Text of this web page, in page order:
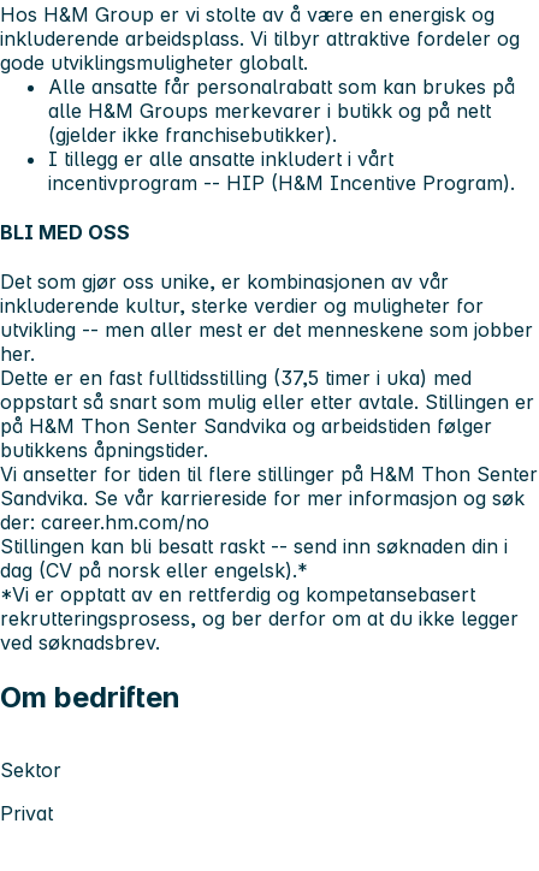
Hos H&M Group er vi stolte av å være en energisk og
inkluderende arbeidsplass. Vi tilbyr attraktive fordeler og
gode utviklingsmuligheter globalt.
Alle ansatte får personalrabatt som kan brukes på
alle H&M Groups merkevarer i butikk og på nett
(gjelder ikke franchisebutikker).
I tillegg er alle ansatte inkludert i vårt
incentivprogram -- HIP (H&M Incentive Program).
BLI MED OSS
Det som gjør oss unike, er kombinasjonen av vår
inkluderende kultur, sterke verdier og muligheter for
utvikling -- men aller mest er det menneskene som jobber
her.
Dette er en fast fulltidsstilling (37,5 timer i uka) med
oppstart så snart som mulig eller etter avtale. Stillingen er
på H&M Thon Senter Sandvika og arbeidstiden følger
butikkens åpningstider.
Vi ansetter for tiden til flere stillinger på H&M Thon Senter
Sandvika. Se vår karriereside for mer informasjon og søk
der: career.hm.com/no
Stillingen kan bli besatt raskt -- send inn søknaden din i
dag (CV på norsk eller engelsk).*
*Vi er opptatt av en rettferdig og kompetansebasert
rekrutteringsprosess, og ber derfor om at du ikke legger
ved søknadsbrev.
Om bedriften
Sektor
Privat